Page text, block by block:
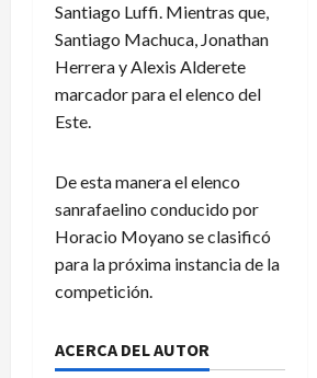
Santiago Luffi. Mientras que,
Santiago Machuca, Jonathan
Herrera y Alexis Alderete
marcador para el elenco del
Este.
De esta manera el elenco
sanrafaelino conducido por
Horacio Moyano se clasificó
para la próxima instancia de la
competición.
ACERCA DEL AUTOR